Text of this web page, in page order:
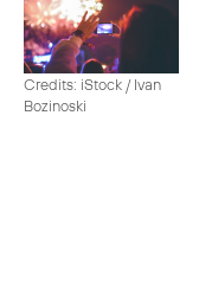
Credits: iStock / Ivan
Bozinoski